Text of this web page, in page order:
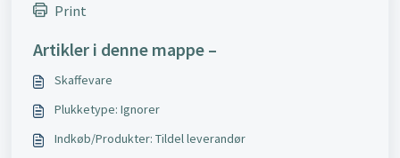
Print
Artikler i denne mappe –
Skaffevare
Plukketype: Ignorer
Indkøb/Produkter: Tildel leverandør